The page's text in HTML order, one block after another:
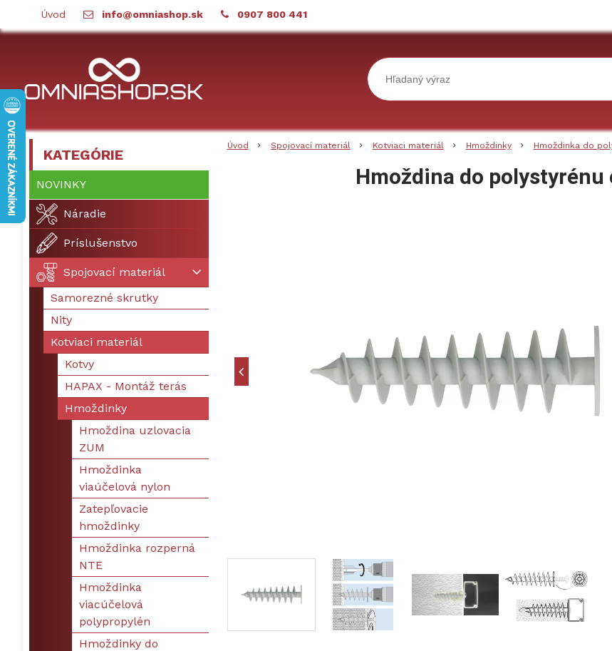
Úvod info@omniashop.sk 0907 800 441
Úvod Spojovací materiál Kotviaci materiál Hmoždinky Hmoždinka do
Hmoždina do polystyrénu
KATEGÓRIE
NOVINKY
Náradie
Príslušenstvo
Spojovací materiál
Samorezné skrutky
Nity
Kotviaci materiál
Kotvy
HAPAX - Montáž terás
Hmoždinky
Hmoždina uzlovacia
ZUM
Hmoždinka
viaúčelová nylon
Zatepľovacie
hmoždinky
Hmoždinka rozperná
NTE
Hmoždinka
viacúčelová
polypropylén
Hmoždinky do